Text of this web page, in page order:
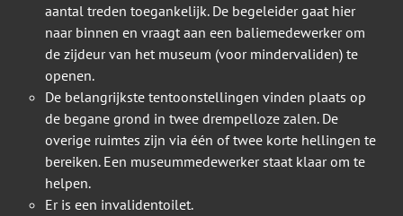
aantal treden toegankelijk. De begeleider gaat hier
naar binnen en vraagt aan een baliemedewerker om
de zijdeur van het museum (voor mindervaliden) te
openen.
De belangrijkste tentoonstellingen vinden plaats op
de begane grond in twee drempelloze zalen. De
overige ruimtes zijn via één of twee korte hellingen te
bereiken. Een museummedewerker staat klaar om te
helpen.
Er is een invalidentoilet.